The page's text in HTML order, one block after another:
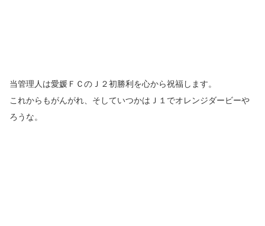
当管理人は愛媛ＦＣのＪ２初勝利を心から祝福します。
これからもがんがれ、そしていつかはＪ１でオレンジダービーや
ろうな。